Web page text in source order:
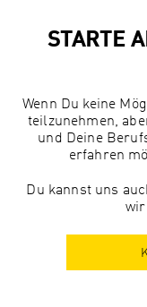
STARTE
Wenn Du keine
teilzunehmen,
und Deine
erfahren
Du kannst uns
wir